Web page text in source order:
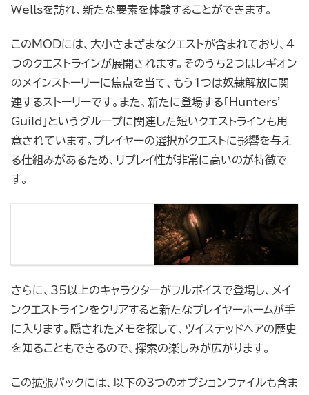
Wellsを訪れ、新たな要素を体験することができます。
このMODには、大小さまざまなクエストが含まれており、4
つのクエストラインが展開されます。そのうち2つはレギオン
のメインストーリーに焦点を当て、もう1つは奴隷解放に関
連するストーリーです。また、新たに登場する「Hunters’
Guild」というグループに関連した短いクエストラインも用
意されています。プレイヤーの選択がクエストに影響を与え
る仕組みがあるため、リプレイ性が非常に高いのが特徴で
す。
さらに、35以上のキャラクターがフルボイスで登場し、メイ
ンクエストラインをクリアすると新たなプレイヤーホームが手
に入ります。隠されたメモを探して、ツイステッドヘアの歴史
を知ることもできるので、探索の楽しみが広がります。
この拡張パックには、以下の3つのオプションファイルも含ま